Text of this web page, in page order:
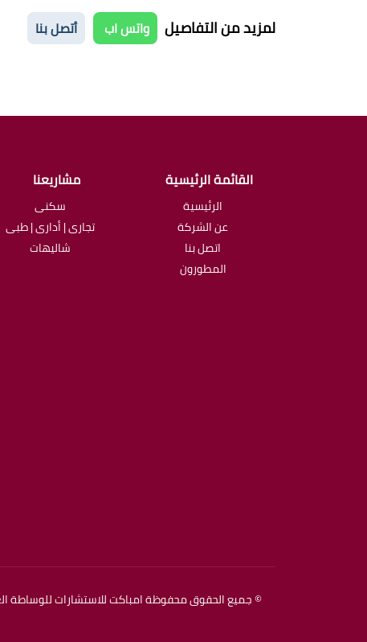
لمزيد من التفاصيل واتس اب أتصل بنا
القائمة الرئيسية
الرئيسية
عن الشركة
اتصل بنا
المطورون
مشاريعنا
سكنى
تجارى | أدارى | طبى
شاليهات
© جميع الحقوق محفوظة امباكت للاستشارات للوساطة